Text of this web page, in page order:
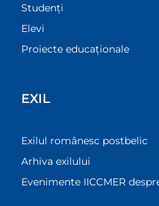
Studenți
Elevi
Proiecte educaționale
EXIL
Exilul românesc postbelic
Arhiva exilului
Evenimente IICCMER